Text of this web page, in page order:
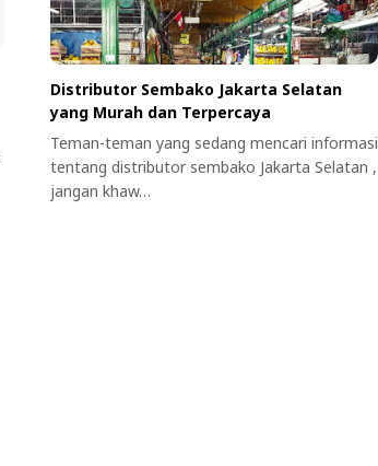
Distributor Sembako Jakarta Selatan
yang Murah dan Terpercaya
Teman-teman yang sedang mencari informasi
tentang distributor sembako Jakarta Selatan ,
jangan khaw…